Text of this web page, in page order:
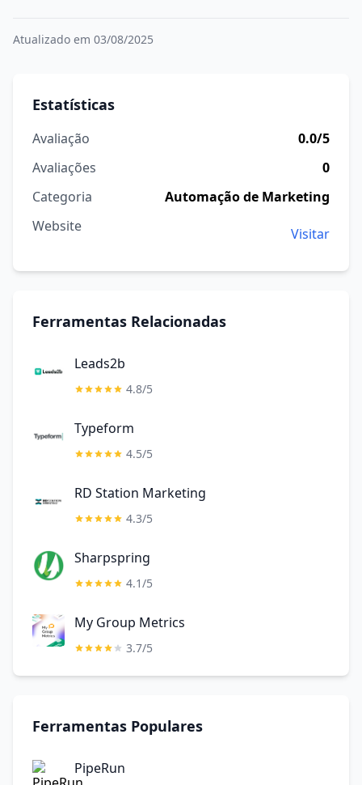
Atualizado em 03/08/2025
Estatísticas
Avaliação
0.0/5
Avaliações
0
Categoria
Automação de Marketing
Website
Visitar
Ferramentas Relacionadas
Leads2b
4.8/5
Typeform
4.5/5
RD Station Marketing
4.3/5
Sharpspring
4.1/5
My Group Metrics
3.7/5
Ferramentas Populares
PipeRun